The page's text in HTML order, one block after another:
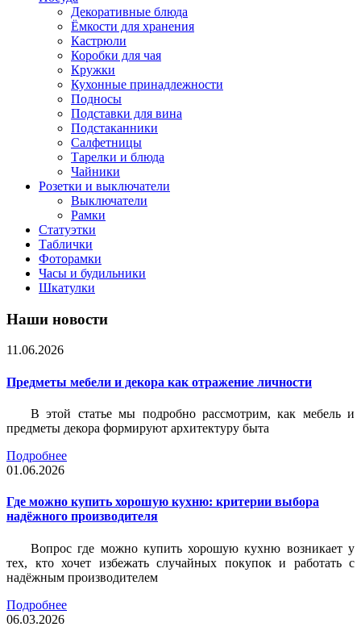
Декоративные блюда
Ёмкости для хранения
Кастрюли
Коробки для чая
Кружки
Кухонные принадлежности
Подносы
Подставки для вина
Подстаканники
Салфетницы
Тарелки и блюда
Чайники
Розетки и выключатели
Выключатели
Рамки
Статуэтки
Таблички
Фоторамки
Часы и будильники
Шкатулки
Наши новости
11.06.2026
Предметы мебели и декора как отражение личности
В этой статье мы подробно рассмотрим, как мебель и
предметы декора формируют архитектуру быта
Подробнее
01.06.2026
Где можно купить хорошую кухню: критерии выбора
надёжного производителя
Вопрос где можно купить хорошую кухню возникает у
тех, кто хочет избежать случайных покупок и работать с
надёжным производителем
Подробнее
06.03.2026